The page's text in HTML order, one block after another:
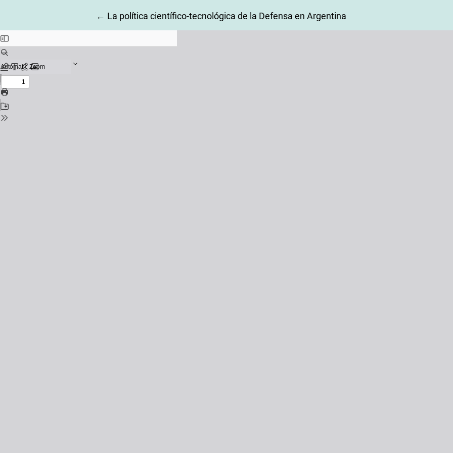
← Return to Article Details
La política científico-tecnológica de la Defensa en Argentina